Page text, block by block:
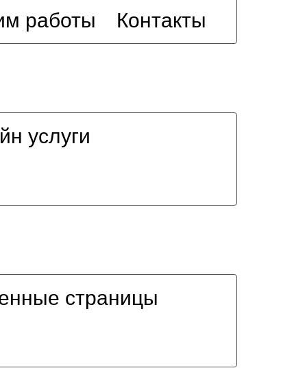
работы Контакты
услуги
страницы